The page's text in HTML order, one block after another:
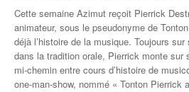
Cette semaine Azimut reçoit Pierrick
animateur, sous le pseudonyme de
déjà l’histoire de la musique. Toujours
dans la tradition orale, Pierrick monte sur
mi-chemin entre cours d’histoire de
one-man-show, nommé « Tonton Pierrick